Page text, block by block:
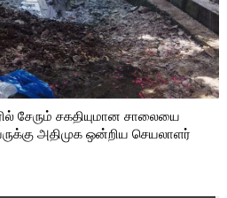
சேரும் சகதியுமான சாலையை
அதிமுக ஒன்றிய செயலாளர்